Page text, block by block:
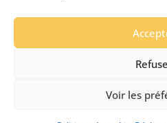
Voir les
LOCATION
+